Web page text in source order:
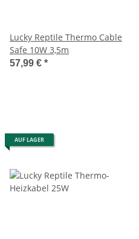
Lucky Reptile Thermo Cable
Safe 10W 3,5m
57,99 € *
AUF LAGER